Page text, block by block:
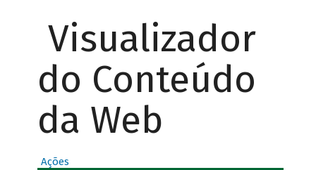
Visualizador
do Conteúdo
da Web
Ações